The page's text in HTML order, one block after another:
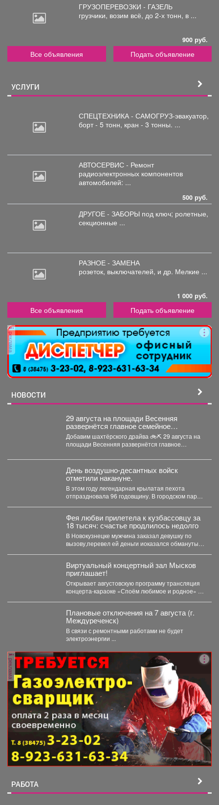
ГРУЗОПЕРЕВОЗКИ - ГАЗЕЛЬ
грузчики, возим всё, до 2-х тонн, в ...
900 руб.
Все объявления Подать объявление
УСЛУГИ
СПЕЦТЕХНИКА - САМОГРУЗ-эвакуатор,
борт - 5 тонн, кран - 3 тонны. ...
АВТОСЕРВИС - Ремонт
радиоэлектронных компонентов
автомобилей: ...
500 руб.
ДРУГОЕ - ЗАБОРЫ под ключ; ролетные,
секционные ...
РАЗНОЕ - ЗАМЕНА
розеток, выключателей, и др. Мелкие ...
1 000 руб.
Все объявления Подать объявление
реклама
НОВОСТИ
29 августа на площади Весенняя
развернётся главное семейное
соревнование этого лета - городской
конкурс «Шахтёрский видномобиль».
Добавим шахтёрского драйва 🚲⛏ 29 августа на
площади Весенняя развернётся главное
День воздушно-десантных войск
отметили накануне.
В этом году легендарная крылатая пехота
отпраздновала 96 годовщину. В городском парке
Фея любви прилетела к кузбассовцу за
18 тысяч: счастье продлилось недолго
В Новокузнецке мужчина заказал девушку по
вызову,перевел ей деньги иоказался обманутым.
Виртуальный концертный зал Мысков
приглашает!
Открывает августовскую программу трансляция
концерта-караоке «Споём любимое и родное» -
Плановые отключения на 7 августа (г.
Междуреченск)
В связи с ремонтными работами не будет
электроэнергии ...
реклама
РАБОТА